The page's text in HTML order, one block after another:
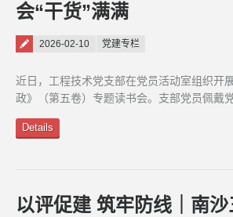
会“干货”满满
Posted on
2026-02-10 党建专栏
近日，工程技术党支部在党员活动室组织开
政》（第五卷）专题读书会。支部党员佩戴
Details
以评促建 筑牢防线｜南